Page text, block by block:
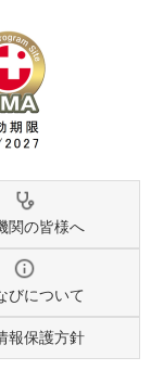
関の皆様へ
びについて
報保護方針